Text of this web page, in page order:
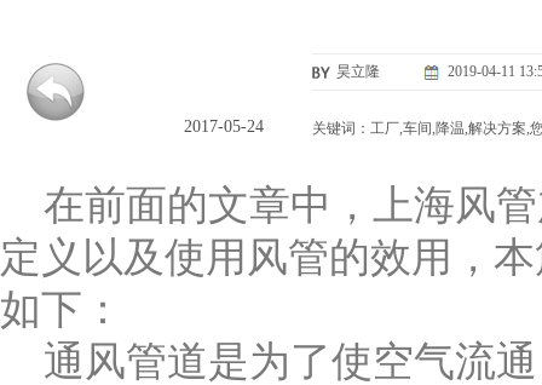
2017-05-24
昊立隆 2019-04-11
关键词：工厂,车间,降温,解决方案,
在前面的文章中，上海风
定义以及使用风管的效用，
如下：
通风管道是为了使空气流